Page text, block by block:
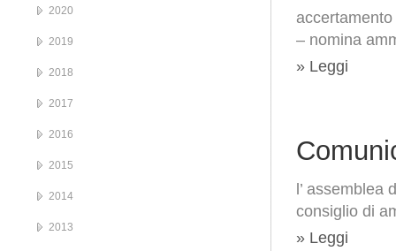
– nomina
» Leggi
l’
consiglio di
» Leggi
2020
2019
2018
2017
2016
2015
2014
2013